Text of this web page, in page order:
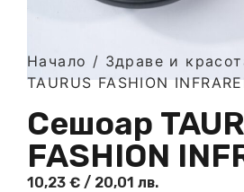
Начало / Здраве и
TAURUS FASHION
Сешоар
FASHION
10,23 € / 20,01 лв.